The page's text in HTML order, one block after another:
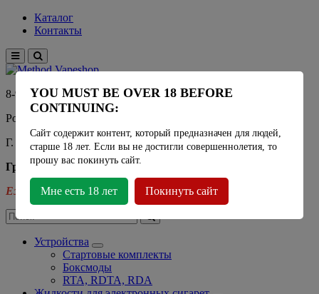
Каталог
Контакты
8-915-450-21-92
Розничный магазин Method Vapeshop
Г. Москва, улица Южнобутовская 36
График работы
Ежедневно - 11:00 - 21:00
Устройства
Стартовые комплекты
Боксмоды
RTA, RDTA, RDA
YOU MUST BE OVER 18 BEFORE
CONTINUING:
Сайт содержит контент, который предназначен для людей,
старше 18 лет. Если вы не достигли совершеннолетия, то
прошу вас покинуть сайт.
Мне есть 18 лет Покинуть сайт